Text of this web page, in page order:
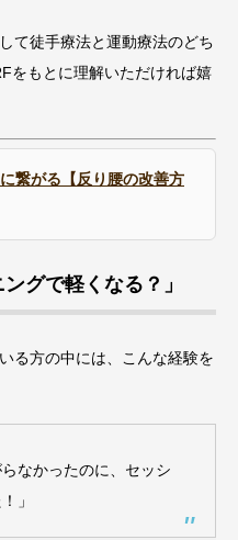
て徒手療法と運動療法のどち
をもとに理解いただければ嬉
繋がる【反り腰の改善方
グで軽くなる？」
る方の中には、こんな経験を
なかったのに、セッシ
」